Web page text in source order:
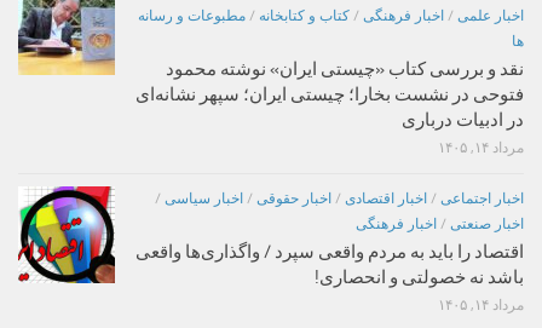
اخبار علمی / اخبار فرهنگی / کتاب و کتابخانه / مطبوعات و رسانه
ها
نقد و بررسی کتاب «چیستی ایران» نوشته محمود
فتوحی در نشست بخارا؛ چیستی ایران؛ سپهر نشانه‌ای
در ادبیات درباری
مرداد ۱۴, ۱۴۰۵
اخبار اجتماعی / اخبار اقتصادی / اخبار حقوقی / اخبار سیاسی /
اخبار صنعتی / اخبار فرهنگی
اقتصاد را باید به مردم واقعی سپرد / واگذاری‌ها واقعی
باشد نه خصولتی و انحصاری!
مرداد ۱۴, ۱۴۰۵